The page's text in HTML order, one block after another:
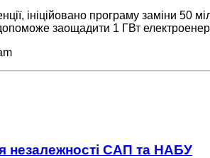
ініційовано програму заміни 50
заощадити 1 ГВт
незалежності САП та НАБУ